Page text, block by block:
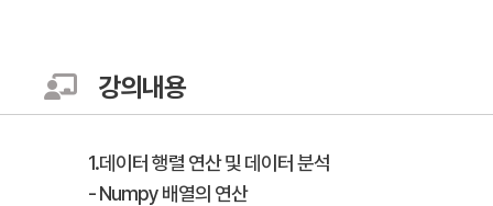
강의내용
1.데이터 행렬 연산 및 데이터 분석
- Numpy 배열의 연산